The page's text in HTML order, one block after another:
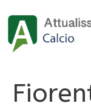
contenuto